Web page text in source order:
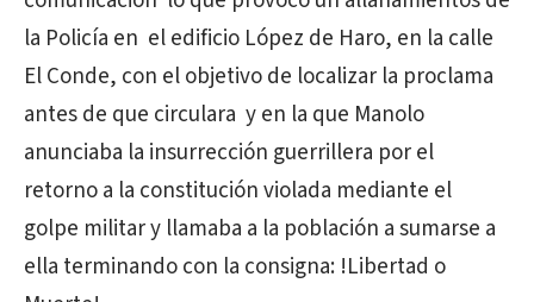
la Policía en el edificio López de Haro, en la calle
El Conde, con el objetivo de localizar la proclama
antes de que circulara y en la que Manolo
anunciaba la insurrección guerrillera por el
retorno a la constitución violada mediante el
golpe militar y llamaba a la población a sumarse a
ella terminando con la consigna: !Libertad o